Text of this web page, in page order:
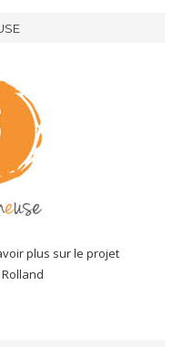
plus sur le projet